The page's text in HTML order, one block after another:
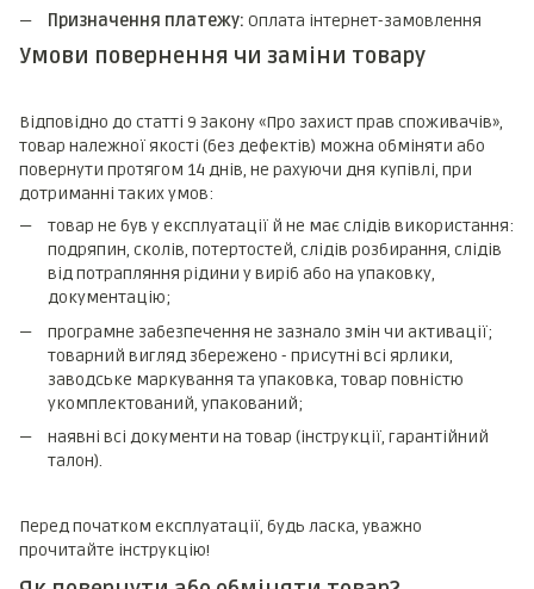
Призначення платежу: Оплата інтернет-замовлення
Умови повернення чи заміни товару
Відповідно до статті 9 Закону «Про захист прав споживачів»,
товар належної якості (без дефектів) можна обміняти або
повернути протягом 14 днів, не рахуючи дня купівлі, при
дотриманні таких умов:
товар не був у експлуатації й не має слідів використання:
подряпин, сколів, потертостей, слідів розбирання, слідів
від потрапляння рідини у виріб або на упаковку,
документацію;
програмне забезпечення не зазнало змін чи активації;
товарний вигляд збережено - присутні всі ярлики,
заводське маркування та упаковка, товар повністю
укомплектований, упакований;
наявні всі документи на товар (інструкції, гарантійний
талон).
Перед початком експлуатації, будь ласка, уважно
прочитайте інструкцію!